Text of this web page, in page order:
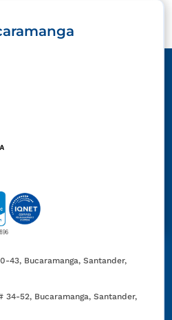
43, Bucaramanga, Santander,
34-52, Bucaramanga, Santander,